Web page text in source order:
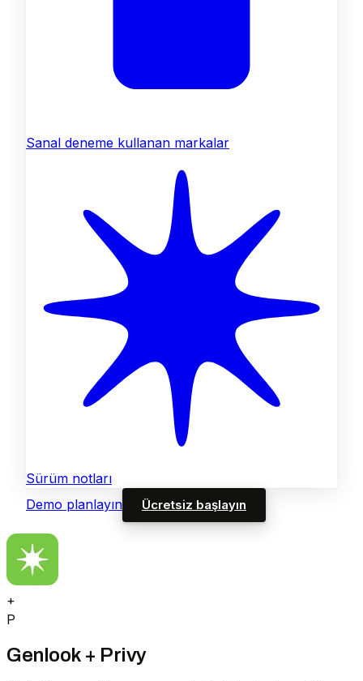
Sanal deneme kullanan markalar
Sürüm notları
Demo planlayın
Ücretsiz başlayın
+
P
Genlook + Privy